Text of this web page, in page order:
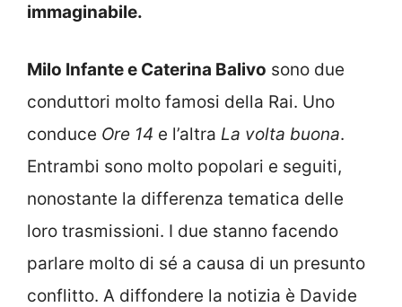
immaginabile.
Milo Infante e Caterina Balivo sono due
conduttori molto famosi della Rai. Uno
conduce Ore 14 e l’altra La volta buona.
Entrambi sono molto popolari e seguiti,
nonostante la differenza tematica delle
loro trasmissioni. I due stanno facendo
parlare molto di sé a causa di un presunto
conflitto. A diffondere la notizia è Davide